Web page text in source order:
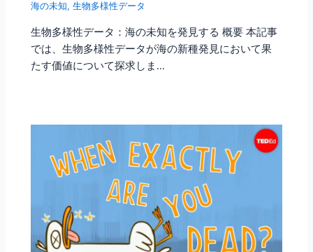
海の未知,生物多様性データ
生物多様性データ：海の未知を発見する 概要 本記事
では、生物多様性データが海の新種発見において果
たす価値について探求しま…